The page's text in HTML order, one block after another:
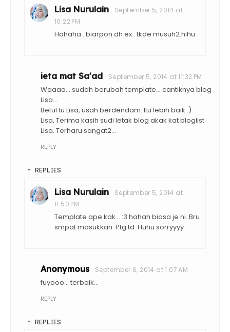
Lisa Nurulain
September 5, 2014 at
10:22 PM
Hahaha.. biarpon dh ex.. tkde musuh2.hihu
ieta mat Sa'ad September 5, 2014 at 11:32 PM
Waaaa... sudah berubah template... cantiknya blog
Lisa...
Betul tu Lisa, usah berdendam. Itu lebih baik :)
Lisa, Terima kasih sudi letak blog akak kat bloglist
Lisa. Terharu sangat2...
REPLY
REPLIES
Lisa Nurulain
September 5, 2014 at
11:50 PM
Template ape kak... :3 hahah biasa je ni. Bru
smpat masukkan. Ptg td. Huhu sorryyyy
Anonymous September 6, 2014 at 1:07 AM
fuyooo... terbaik...
REPLY
REPLIES